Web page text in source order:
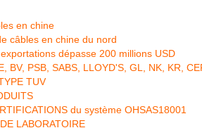
en chine
câbles en chine du nord
dépasse 200 millions USD
BV, PSB, SABS, LLOYD'S, GL, NK, KR,
TUV
du système OHSAS18001
LABORATOIRE